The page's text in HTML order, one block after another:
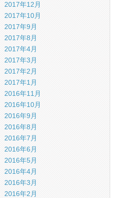
2017年12月
2017年10月
2017年9月
2017年8月
2017年4月
2017年3月
2017年2月
2017年1月
2016年11月
2016年10月
2016年9月
2016年8月
2016年7月
2016年6月
2016年5月
2016年4月
2016年3月
2016年2月